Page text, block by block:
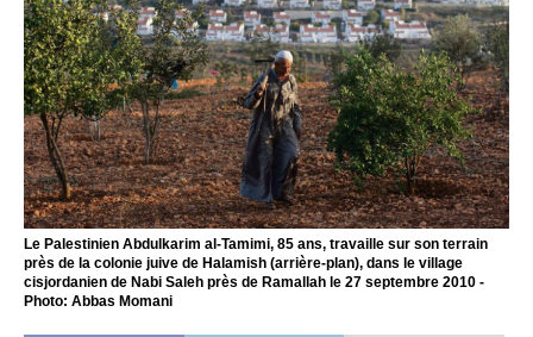
Le Palestinien Abdulkarim al-Tamimi, 85 ans, travaille sur son terrain
près de la colonie juive de Halamish (arrière-plan), dans le village
cisjordanien de Nabi Saleh près de Ramallah le 27 septembre 2010 -
Photo: Abbas Momani